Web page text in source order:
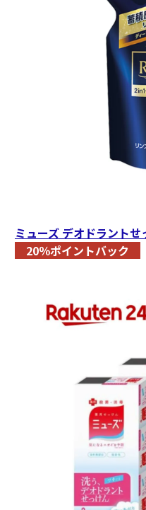
ミューズ デオドラント
20％ポイントバック